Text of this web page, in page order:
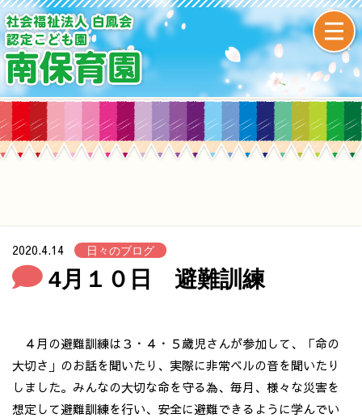
2020.4.14 日々のブログ
4月１０日 避難訓練
４月の避難訓練は３・４・５歳児さんが参加して、「命の
大切さ」のお話を聞いたり、実際に非常ベルの音を聞いたり
しました。みんなの大切な命を守る為、毎月、様々な災害を
想定して避難訓練を行い、安全に避難できるように学んでい